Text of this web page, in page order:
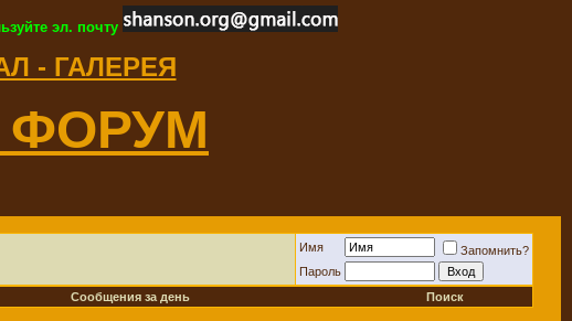
эл. почту
- ГАЛЕРЕЯ
ФОРУМ
Имя
Запомнить?
Пароль
Сообщения за день Поиск